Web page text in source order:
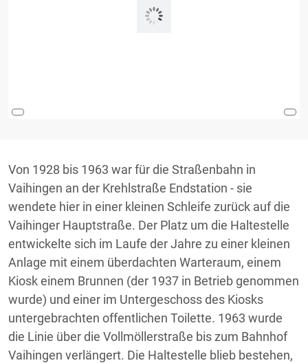
Von 1928 bis 1963 war für die Straßenbahn in
Vaihingen an der Krehlstraße Endstation - sie
wendete hier in einer kleinen Schleife zurück auf die
Vaihinger Hauptstraße. Der Platz um die Haltestelle
entwickelte sich im Laufe der Jahre zu einer kleinen
Anlage mit einem überdachten Warteraum, einem
Kiosk einem Brunnen (der 1937 in Betrieb genommen
wurde) und einer im Untergeschoss des Kiosks
untergebrachten offentlichen Toilette. 1963 wurde
die Linie über die Vollmöllerstraße bis zum Bahnhof
Vaihingen verlängert. Die Haltestelle blieb bestehen,